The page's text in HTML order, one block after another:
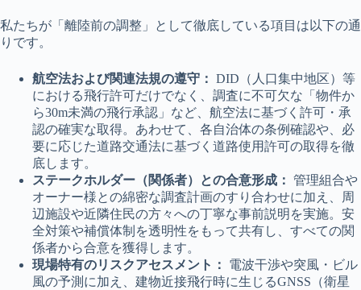
私たちが「離陸前の調整」として徹底している項目は以下の通
りです。
航空法および関連法規の遵守： DID（人口集中地区）等
における飛行許可だけでなく、調査に不可欠な「物件か
ら30m未満の飛行承認」など、航空法に基づく許可・承
認の確実な取得。あわせて、各自治体の条例確認や、必
要に応じた道路交通法に基づく道路使用許可の取得を徹
底します。
ステークホルダー（関係者）との合意形成： 管理組合や
オーナー様との綿密な調査計画のすり合わせに加え、周
辺施設や近隣住民の方々への丁寧な事前説明を実施。安
全対策や補償体制を透明性をもって共有し、すべての関
係者から合意を獲得します。
現場特有のリスクアセスメント：
電波干渉や突風・ビル
風の予測に加え、建物近接飛行時に生じるGNSS（衛星